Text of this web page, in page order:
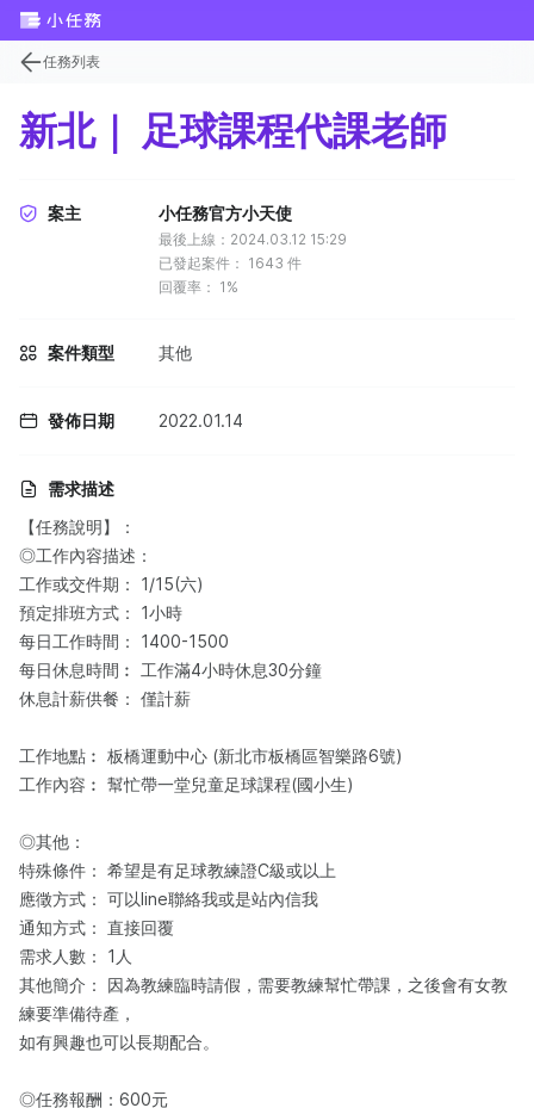
任務列表
新北｜ 足球課程代課老師
案主 小任務官方小天使
最後上線：2024.03.12 15:29
已發起案件： 1643 件
回覆率： 1%
案件類型 其他
發佈日期 2022.01.14
需求描述
【任務說明】：​
◎工作內容描述：​
工作或交件期： 1/15(六)
預定排班方式： 1小時
每日工作時間： 1400-1500
每日休息時間︰ 工作滿4小時休息30分鐘
休息計薪供餐： 僅計薪
工作地點︰ 板橋運動中心 (新北市板橋區智樂路6號)
工作內容︰ 幫忙帶一堂兒童足球課程(國小生)
◎其他：
特殊條件： 希望是有足球教練證C級或以上
應徵方式： 可以line聯絡我或是站內信我
通知方式： 直接回覆
需求人數： 1人
其他簡介： 因為教練臨時請假，需要教練幫忙帶課，之後會有女教
練要準備待產，
如有興趣也可以長期配合。
◎任務報酬：600元